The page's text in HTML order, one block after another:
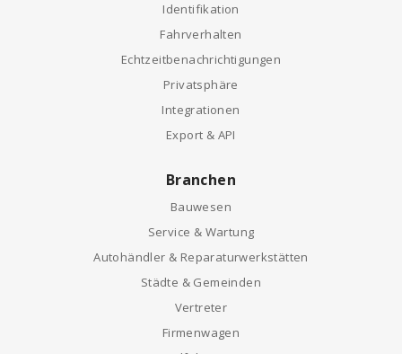
Identifikation
Fahrverhalten
Echtzeitbenachrichtigungen
Privatsphäre
Integrationen
Export & API
Branchen
Bauwesen
Service & Wartung
Autohändler & Reparaturwerkstätten
Städte & Gemeinden
Vertreter
Firmenwagen